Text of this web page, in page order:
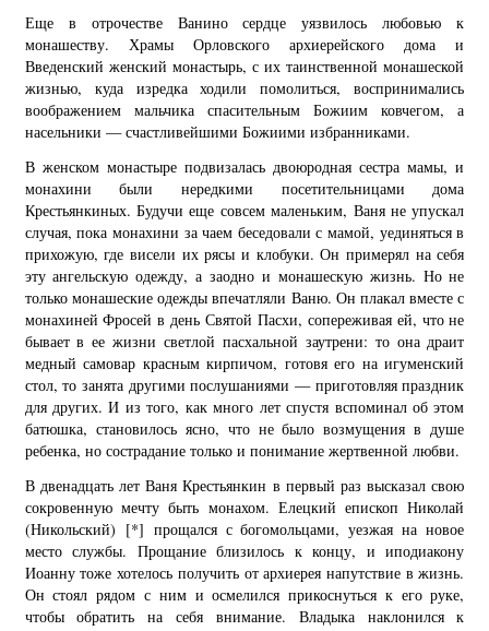
Еще в отрочестве Ванино сердце уязвилось любовью к
монашеству. Храмы Орловского архиерейского дома и
Введенский женский монастырь, с их таинственной монашеской
жизнью, куда изредка ходили помолиться, воспринимались
воображением мальчика спасительным Божиим ковчегом, а
насельники — счастливейшими Божиими избранниками.
В женском монастыре подвизалась двоюродная сестра мамы, и
монахини были нередкими посетительницами дома
Крестьянкиных. Будучи еще совсем маленьким, Ваня не упускал
случая, пока монахини за чаем беседовали с мамой, уединяться в
прихожую, где висели их рясы и клобуки. Он примерял на себя
эту ангельскую одежду, а заодно и монашескую жизнь. Но не
только монашеские одежды впечатляли Ваню. Он плакал вместе с
монахиней Фросей в день Святой Пасхи, сопереживая ей, что не
бывает в ее жизни светлой пасхальной заутрени: то она драит
медный самовар красным кирпичом, готовя его на игуменский
стол, то занята другими послушаниями — приготовляя праздник
для других. И из того, как много лет спустя вспоминал об этом
батюшка, становилось ясно, что не было возмущения в душе
ребенка, но сострадание только и понимание жертвенной любви.
В двенадцать лет Ваня Крестьянкин в первый раз высказал свою
сокровенную мечту быть монахом. Елецкий епископ Николай
(Никольский) [*] прощался с богомольцами, уезжая на новое
место службы. Прощание близилось к концу, и иподиакону
Иоанну тоже хотелось получить от архиерея напутствие в жизнь.
Он стоял рядом с ним и осмелился прикоснуться к его руке,
чтобы обратить на себя внимание. Владыка наклонился к